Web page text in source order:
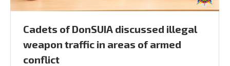
Cadets of DonSUIA discussed illegal
weapon traffic in areas of armed
conflict